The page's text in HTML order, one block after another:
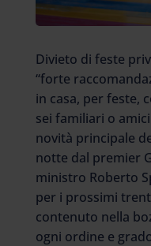
Divieto di feste
“forte
in casa, per feste,
sei familiari o
novità principale
notte dal premier
ministro Roberto
per i prossimi
contenuto nella
ogni ordine e